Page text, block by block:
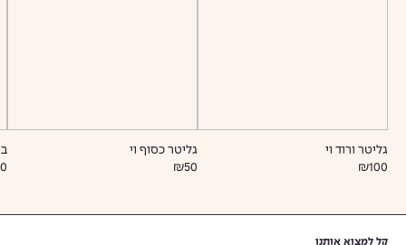
גליטר ורוד וי
₪100
גליטר כסוף וי
₪50
קל למצוא אותנו